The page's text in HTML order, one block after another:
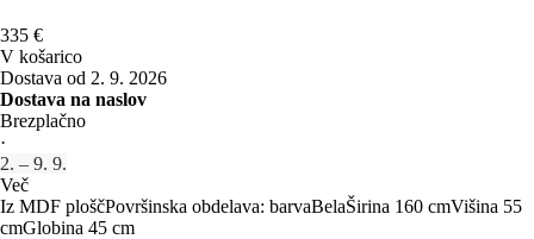
335 €
V košarico
Dostava od 2. 9. 2026
Dostava na naslov
Brezplačno
·
2. – 9. 9.
Več
Iz MDF ploščPovršinska obdelava: barvaBelaŠirina 160 cmVišina 55
cmGlobina 45 cm